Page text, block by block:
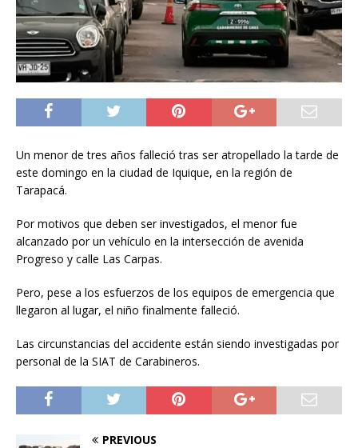
Un menor de tres años falleció tras ser atropellado la tarde de
este domingo en la ciudad de Iquique, en la región de
Tarapacá.
Por motivos que deben ser investigados, el menor fue
alcanzado por un vehículo en la intersección de avenida
Progreso y calle Las Carpas.
Pero, pese a los esfuerzos de los equipos de emergencia que
llegaron al lugar, el niño finalmente falleció.
Las circunstancias del accidente están siendo investigadas por
personal de la SIAT de Carabineros.
PREVIOUS